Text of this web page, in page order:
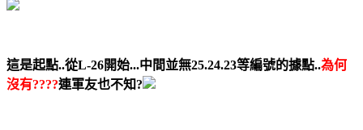
這是起點..從L-26開始...中間並無25.24.23等編號的據點..為何
沒有????連軍友也不知?